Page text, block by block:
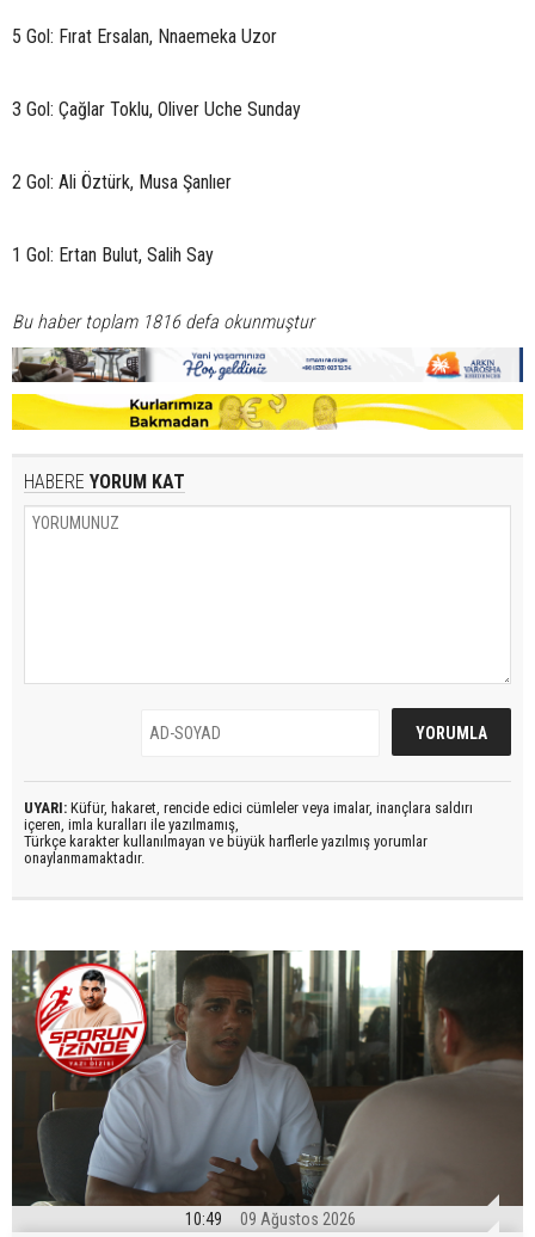
5 Gol: Fırat Ersalan, Nnaemeka Uzor
3 Gol: Çağlar Toklu, Oliver Uche Sunday
2 Gol: Ali Öztürk, Musa Şanlıer
1 Gol: Ertan Bulut, Salih Say
Bu haber toplam 1816 defa okunmuştur
HABERE YORUM KAT
UYARI: Küfür, hakaret, rencide edici cümleler veya imalar, inançlara saldırı
içeren, imla kuralları ile yazılmamış,
Türkçe karakter kullanılmayan ve büyük harflerle yazılmış yorumlar
onaylanmamaktadır.
10:49 09 Ağustos 2026